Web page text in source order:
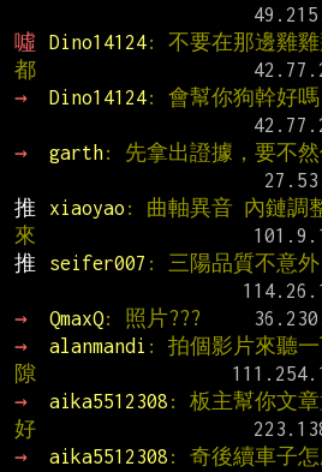
噓
Dino14124: 不要在那邊雞雞
都
→
Dino14124: 會幫你狗幹好嗎
→
garth: 先拿出證據，要不然
推
xiaoyao : 曲軸異音 內鏈調
來
推
seifer007 : 三陽品質不意外
→
QmaxQ: 照片???
→
alanmandi : 拍個影片來聽
隙
→
aika5512308 : 板主幫你文
好
→
aika5512308 : 奇後續車子